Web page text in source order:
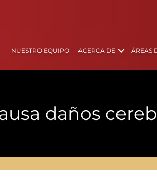
NUESTRO EQUIPO ACERCA DE ÁREAS
daños